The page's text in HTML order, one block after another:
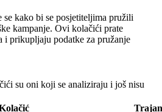
kako bi se posjetiteljima pružili
kampanje. Ovi kolačići prate
i prikupljaju podatke za pružanje
su oni koji se analiziraju i još nisu